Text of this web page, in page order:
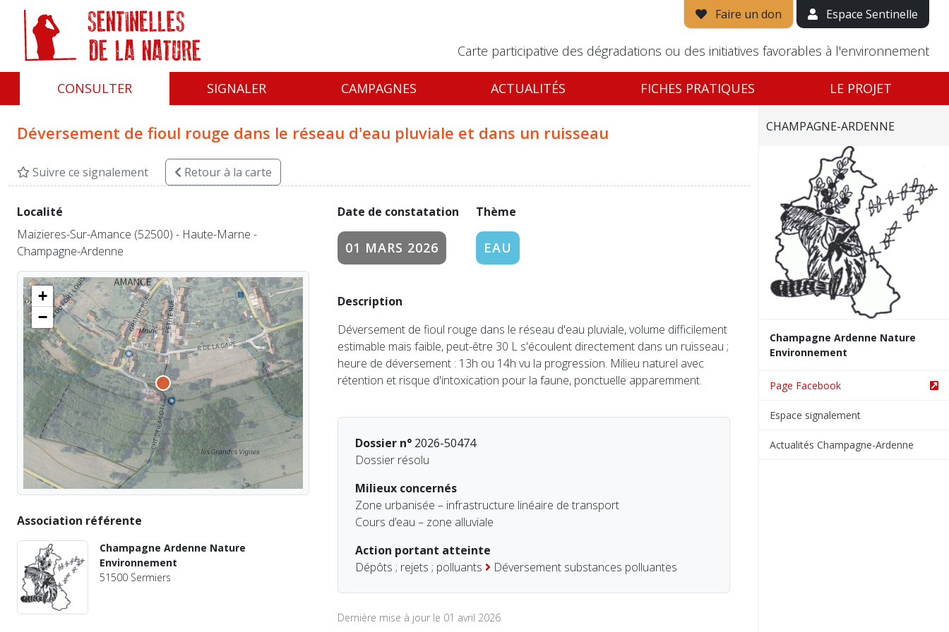
Faire un don Espace Sentinelle
Carte participative des dégradations ou des initiatives favorables à l'environnement
CONSULTER SIGNALER CAMPAGNES ACTUALITÉS FICHES PRATIQUES LE PROJET
Déversement de fioul rouge dans le réseau d'eau pluviale et dans un ruisseau
Suivre ce signalement Retourà la carte
Date de constatation
01 MARS 2026
Thème
EAU
Description
Déversement de fioul rouge dans le réseau d'eau pluviale, volume difficilement
estimable mais faible, peut-être 30 L s'écoulent directement dans un ruisseau ;
heure de déversement : 13h ou 14h vu la progression. Milieu naturel avec
rétention et risque d'intoxication pour la faune, ponctuelle apparemment.
Dossier n°2026-50474
Dossier résolu
Milieux concernés
Zone urbanisée – infrastructure linéaire de transport
Cours d’eau – zone alluviale
Action portant atteinte
Dépôts ; rejets ; polluants
Déversement substances polluantes
Dernière mise à jour le 01 avril 2026
Localité
Maizieres-Sur-Amance (52500) - Haute-Marne -
Champagne-Ardenne
+
−
Association référente
Champagne Ardenne Nature
Environnement
51500 Sermiers
CHAMPAGNE-ARDENNE
Champagne Ardenne Nature
Environnement
Page Facebook
Espace signalement
Actualités Champagne-Ardenne
Panneau de gestion des cookies